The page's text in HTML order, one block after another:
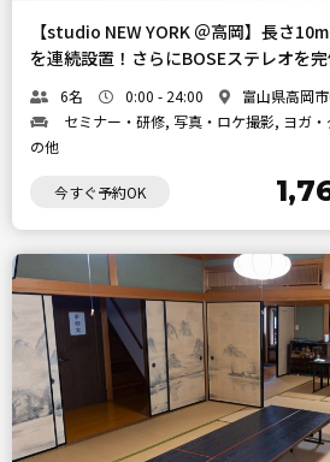
【studio NEW YORK ＠高岡】長さ
を連続設置！さらにBOSEステレオを完
6名 0:00 - 24:00
富山県高岡
セミナー・研修, 写真・ロケ撮影, ヨガ
の他
今すぐ予約OK